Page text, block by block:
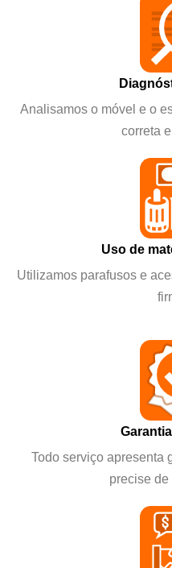
Analisamos o móvel e o
correta
Uso de
Utilizamos parafusos e
Todo serviço apresenta
precise